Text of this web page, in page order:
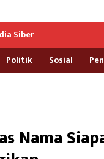
Siber
Politik Sosial
Nama